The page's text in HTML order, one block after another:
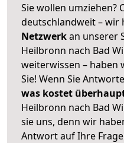
Sie wollen umziehen?
deutschlandweit – wir
Netzwerkan unserer
Heilbronn nach Bad
weiterwissen – haben
Sie! Wenn Sie
was kostet
Heilbronn nach Bad
sie uns, denn wir
Antwort auf Ihre